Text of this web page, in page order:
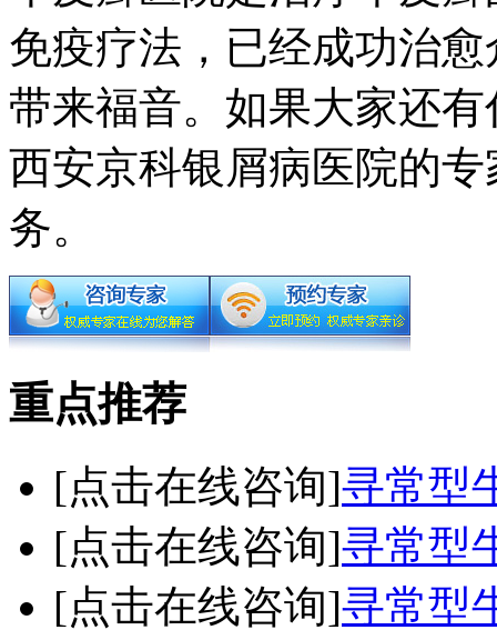
免疫疗法，已经成功治
带来福音。如果大家还
西安京科银屑病医院的
务。
重点推荐
[点击在线咨询]寻常型
[点击在线咨询]寻常型
[点击在线咨询]寻常型